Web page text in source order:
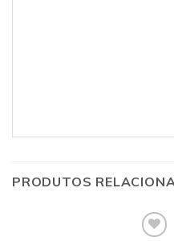
PRODUTOS